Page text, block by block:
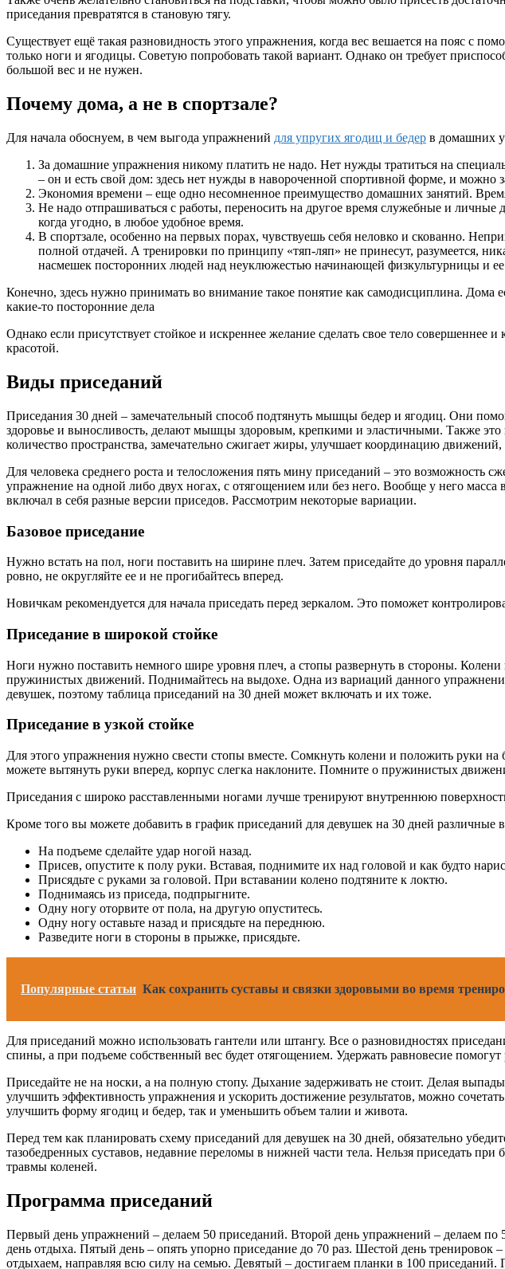
приседания превратятся в становую тягу.
Существует ещё такая разновидность этого упражнения, когда вес вешается на пояс с
только ноги и ягодицы. Советую попробовать такой вариант. Однако он требует
большой вес и не нужен.
Почему дома, а не в спортзале?
Для начала обоснуем, в чем выгода упражнений для упругих ягодиц и бедер в домашних
За домашние упражнения никому платить не надо. Нет нужды тратиться на
– он и есть свой дом: здесь нет нужды в навороченной спортивной форме, и можно
Экономия времени – еще одно несомненное преимущество домашних занятий.
Не надо отпрашиваться с работы, переносить на другое время служебные и
когда угодно, в любое удобное время.
В спортзале, особенно на первых порах, чувствуешь себя неловко и скованно.
полной отдачей. А тренировки по принципу «тяп-ляп» не принесут, разумеется,
насмешек посторонних людей над неуклюжестью начинающей физкультурницы и
Конечно, здесь нужно принимать во внимание такое понятие как самодисциплина. Дома
какие-то посторонние дела
Однако если присутствует стойкое и искреннее желание сделать свое тело совершеннее
красотой.
Виды приседаний
Приседания 30 дней – замечательный способ подтянуть мышцы бедер и ягодиц. Они
здоровье и выносливость, делают мышцы здоровым, крепкими и эластичными. Также
количество пространства, замечательно сжигает жиры, улучшает координацию
Для человека среднего роста и телосложения пять мину приседаний – это
упражнение на одной либо двух ногах, с отягощением или без него. Вообще у него
включал в себя разные версии приседов. Рассмотрим некоторые вариации.
Базовое приседание
Нужно встать на пол, ноги поставить на ширине плеч. Затем приседайте до уровня
ровно, не округляйте ее и не прогибайтесь вперед.
Новичкам рекомендуется для начала приседать перед зеркалом. Это поможет
Приседание в широкой стойке
Ноги нужно поставить немного шире уровня плеч, а стопы развернуть в стороны.
пружинистых движений. Поднимайтесь на выдохе. Одна из вариаций данного
девушек, поэтому таблица приседаний на 30 дней может включать и их тоже.
Приседание в узкой стойке
Для этого упражнения нужно свести стопы вместе. Сомкнуть колени и положить руки
можете вытянуть руки вперед, корпус слегка наклоните. Помните о пружинистых
Приседания с широко расставленными ногами лучше тренируют внутреннюю
Кроме того вы можете добавить в график приседаний для девушек на 30 дней различные
На подъеме сделайте удар ногой назад.
Присев, опустите к полу руки. Вставая, поднимите их над головой и как будто
Присядьте с руками за головой. При вставании колено подтяните к локтю.
Поднимаясь из приседа, подпрыгните.
Одну ногу оторвите от пола, на другую опуститесь.
Одну ногу оставьте назад и присядьте на переднюю.
Разведите ноги в стороны в прыжке, присядьте.
Популярные статьи Как сохранить суставы и связки здоровыми во время
Для приседаний можно использовать гантели или штангу. Все о разновидностях
спины, а при подъеме собственный вес будет отягощением. Удержать равновесие
Приседайте не на носки, а на полную стопу. Дыхание задерживать не стоит. Делая
улучшить эффективность упражнения и ускорить достижение результатов, можно
улучшить форму ягодиц и бедер, так и уменьшить объем талии и живота.
Перед тем как планировать схему приседаний для девушек на 30 дней, обязательно
тазобедренных суставов, недавние переломы в нижней части тела. Нельзя приседать
травмы коленей.
Программа приседаний
Первый день упражнений – делаем 50 приседаний. Второй день упражнений – делаем по
день отдыха. Пятый день – опять упорно приседание до 70 раз. Шестой день
отдыхаем, направляя всю силу на семью. Девятый – достигаем планки в 100